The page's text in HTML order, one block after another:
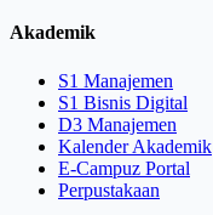
Akademik
S1 Manajemen
S1 Bisnis Digital
D3 Manajemen
Kalender Akademik
E-Campuz Portal
Perpustakaan